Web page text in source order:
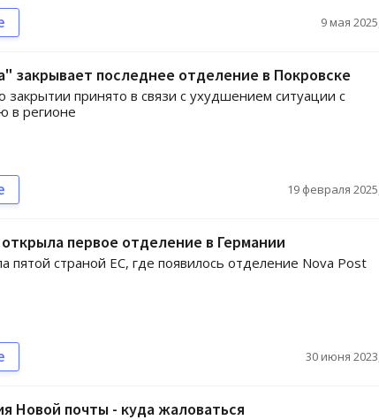
9 мая
закрывает последнее отделение в Покровске
закрытии принято в связи с ухудшением ситуации с
в регионе
19 февраля
первое отделение в Германии
пятой страной ЕС, где появилось отделение Nova Post
30 июня
Новой почты - куда жаловаться